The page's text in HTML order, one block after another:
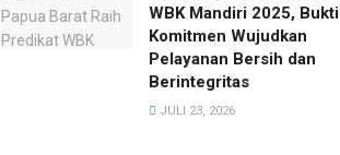
WBK Mandiri 2025, Bukti
Komitmen Wujudkan
Pelayanan Bersih dan
Berintegritas
JULI 23, 2026